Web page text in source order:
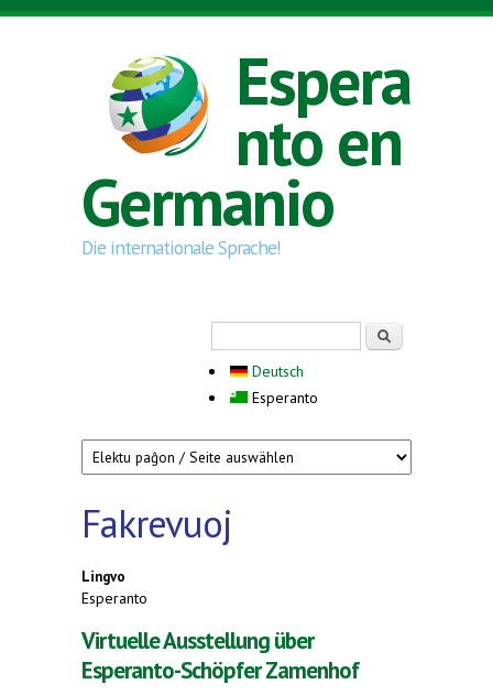
Skip to main content
Espera
nto en
Germanio
Die internationale Sprache!
Deutsch
Esperanto
Fakrevuoj
Lingvo
Esperanto
Virtuelle Ausstellung über
Esperanto-Schöpfer Zamenhof